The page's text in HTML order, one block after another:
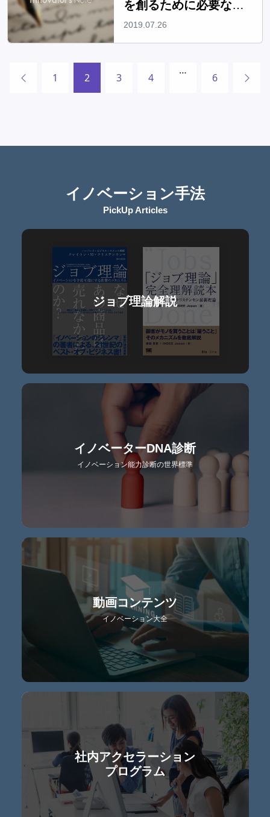
を創るために必要なリ
ベラルアーツ！？
2019.07.26
1 2 3 4
…
6
イノベーション手法
PickUp Articles
ジョブ理論解説
イノベーターDNA診断
イノベーション能力診断の世界標準
動画コンテンツ
イノベーション大全
社内アクセラーション
プログラム